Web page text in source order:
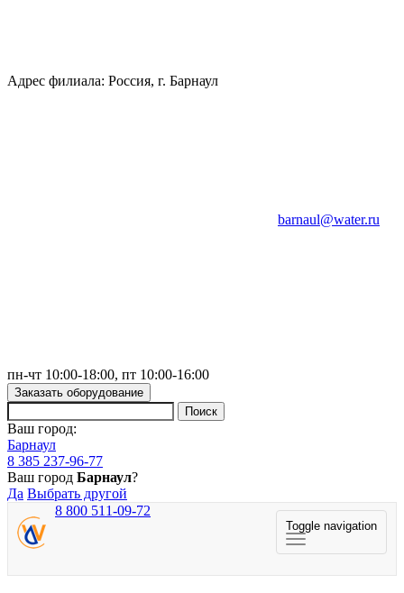
Адрес филиала: Россия, г. Барнаул
barnaul@water.ru
пн-чт 10:00-18:00, пт 10:00-16:00
Заказать оборудование
Ваш город:
Барнаул
8 385 237-96-77
Ваш город Барнаул?
Да Выбрать другой
Toggle navigation
8 800 511-09-72